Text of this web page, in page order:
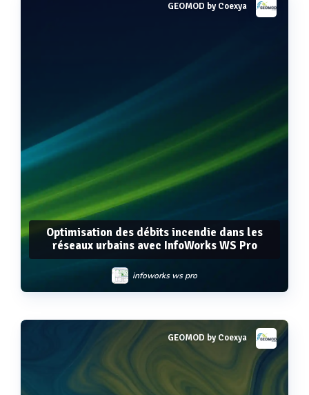
Voir plusGEOMOD by Coexya
Optimisation des débits incendie dans les
réseaux urbains avec InfoWorks WS Pro
infoworks ws pro
Voir plusGEOMOD by Coexya